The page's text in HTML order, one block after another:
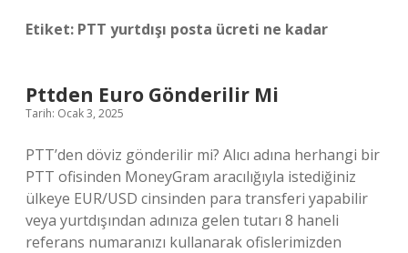
Etiket: PTT yurtdışı posta ücreti ne kadar
Pttden Euro Gönderilir Mi
Tarih: Ocak 3, 2025
PTT’den döviz gönderilir mi? Alıcı adına herhangi bir
PTT ofisinden MoneyGram aracılığıyla istediğiniz
ülkeye EUR/USD cinsinden para transferi yapabilir
veya yurtdışından adınıza gelen tutarı 8 haneli
referans numaranızı kullanarak ofislerimizden